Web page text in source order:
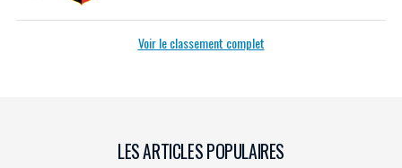
Voir le classement complet
LES ARTICLES POPULAIRES